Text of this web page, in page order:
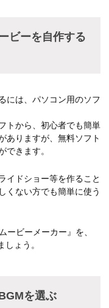
ビーを自作する
には、パソコン用のソフ
トから、初心者でも簡単
ありますが、無料ソフト
できます。
イドショー等を作ること
くない方でも簡単に使う
ービーメーカー』を、
ょう。
を選ぶ